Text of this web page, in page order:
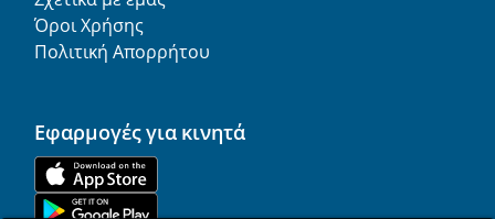
Όροι Χρήσης
Πολιτική Απορρήτου
Εφαρμογές για κινητά